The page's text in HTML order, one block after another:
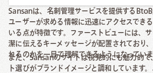
Sansanは、名刺管理サービスを提供するBtoB
ユーザーが求める情報に迅速にアクセスでき
いる点が特徴です。ファーストビューには、
潔に伝えるキーメッセージが配置されており
れるのかを一目で理解できるようになってい
また、Sansanのサイトは視覚的にも魅力的で
ト選びがブランドイメージと調和しています